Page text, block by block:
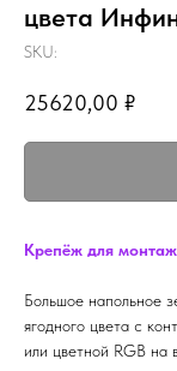
цвета
SKU:
25620,00 ₽
Крепёж для
Большое напольное
ягодного цвета с
или цветной RGB на